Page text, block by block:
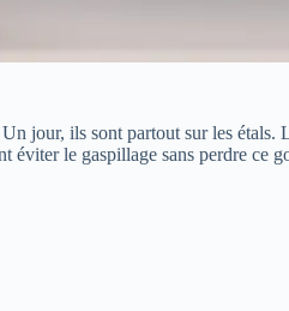
jour, ils sont partout sur les étals.
éviter le gaspillage sans perdre ce